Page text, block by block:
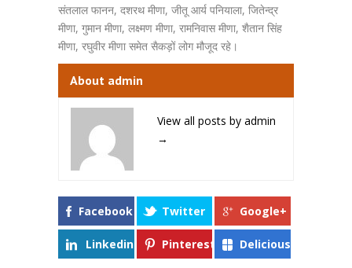
संतलाल फानन, दशरथ मीणा, जीतू आर्य पनियाला, जितेन्द्र
मीणा, गुमान मीणा, लक्ष्मण मीणा, रामनिवास मीणा, शैतान सिंह
मीणा, रघुवीर मीणा समेत सैकड़ों लोग मौजूद रहे।
About admin
View all posts by admin
→
Facebook Twitter Google+
Linkedin Pinterest Delicious